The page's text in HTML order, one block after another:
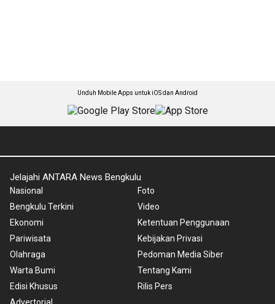
Unduh Mobile Apps untuk iOS dan Android
Jelajahi ANTARA News Bengkulu
Nasional
Bengkulu Terkini
Ekonomi
Pariwisata
Olahraga
Warta Bumi
Edisi Khusus
Foto
Video
Ketentuan Penggunaan
Kebijakan Privasi
Pedoman Media Siber
Tentang Kami
Rilis Pers